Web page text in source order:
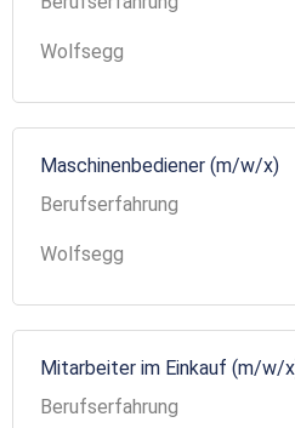
Wolfsegg
Maschinenbediener (m/w/x)
Berufserfahrung
Wolfsegg
Mitarbeiter im Einkauf (m/w/
Berufserfahrung